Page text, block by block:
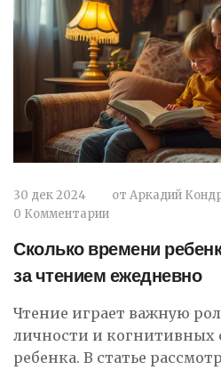
30 дек 2024 от Аркадий
0 Комментарии
Сколько времени
за чтением ежедневно
Чтение играет важную
личности и когнитивных
ребенка. В статье